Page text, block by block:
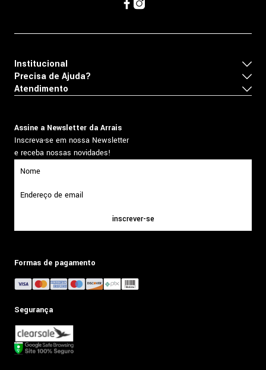
Institucional
Precisa de Ajuda?
Atendimento
Assine a Newsletter da Arrais
Inscreva-se em nossa Newsletter
e receba nossas novidades!
inscrever-se
Formas de pagamento
Segurança